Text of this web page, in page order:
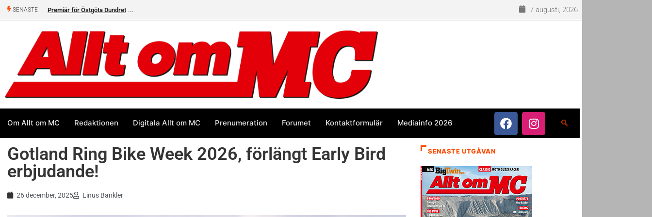
SENASTE Premiär för Östgöta Dundret 7 augusti, 2026
Om Allt om MC Redaktionen Digitala Allt om MC Prenumeration Forumet Kontaktformulär Mediainfo 2026
Gotland Ring Bike Week 2026, förlängt Early Bird
erbjudande!
26 december, 2025 Linus Bankler
SENASTE UTGÅVAN